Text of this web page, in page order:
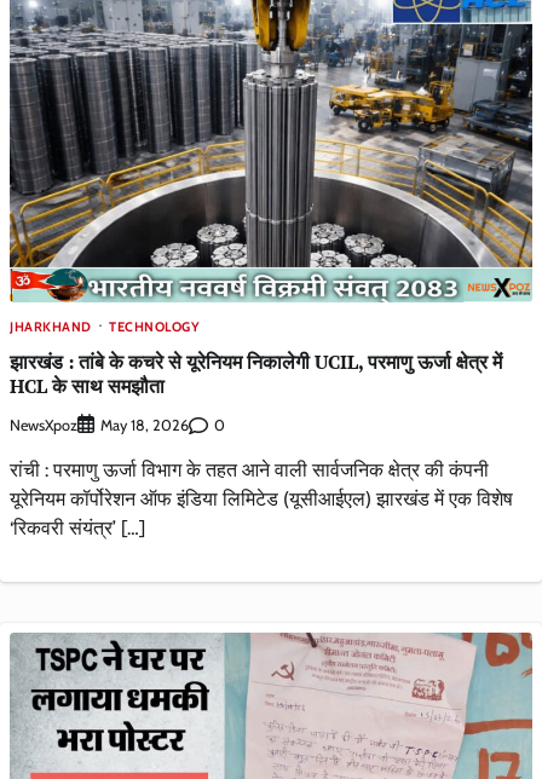
JHARKHAND TECHNOLOGY
झारखंड : तांबे के कचरे से यूरेनियम निकालेगी UCIL, परमाणु ऊर्जा क्षेत्र में
HCL के साथ समझौता
NewsXpoz May 18, 2026 0
रांची : परमाणु ऊर्जा विभाग के तहत आने वाली सार्वजनिक क्षेत्र की कंपनी
यूरेनियम कॉर्पोरेशन ऑफ इंडिया लिमिटेड (यूसीआईएल) झारखंड में एक विशेष
‘रिकवरी संयंत्र’ […]